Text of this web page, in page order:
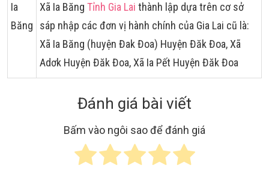
Ia
Băng
Xã Ia Băng Tỉnh Gia Lai thành lập dựa trên cơ sở
sáp nhập các đơn vị hành chính của Gia Lai cũ là:
Xã Ia Băng (huyện Đak Đoa) Huyện Đăk Đoa, Xã
Adơk Huyện Đăk Đoa, Xã Ia Pết Huyện Đăk Đoa
Đánh giá bài viết
Bấm vào ngôi sao để đánh giá